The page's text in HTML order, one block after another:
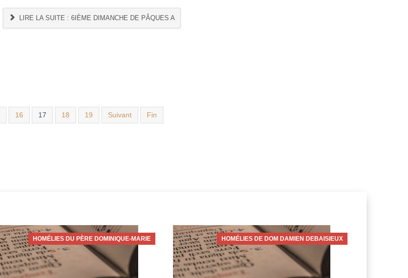
LIRE LA SUITE : 6IÈME DIMANCHE DE PÂQUES A
16 17 18 19 Suivant Fin
HOMÉLIES DU PÈRE DOMINIQUE-MARIE HOMÉLIES DE DOM DAMIEN DEBAISIEUX